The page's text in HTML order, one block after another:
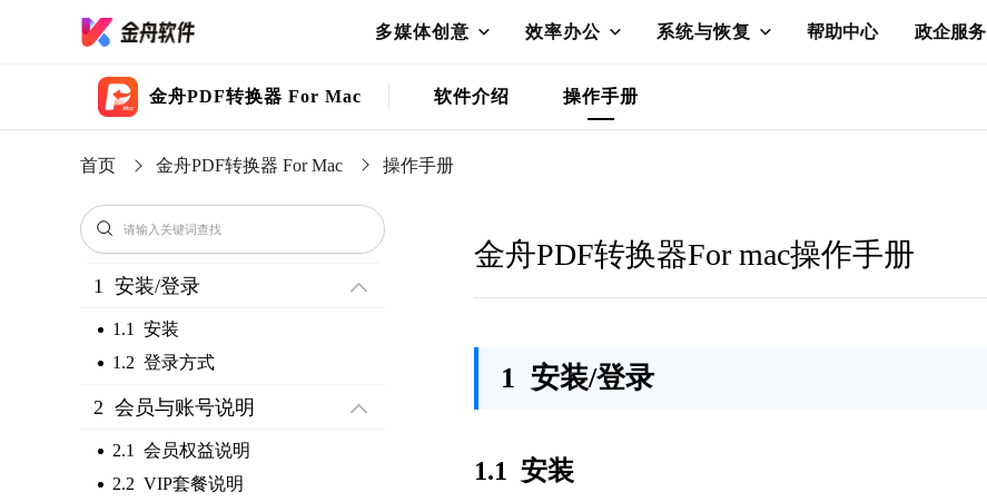
多媒体创意 效率办公 系统与恢复 帮助中心 政企服务
金舟PDF转换器 For Mac 软件介绍 操作手册
首页 金舟PDF转换器 For Mac 操作手册
1 安装/登录
1.1 安装
1.2 登录方式
2 会员与账号说明
2.1 会员权益说明
2.2 VIP套餐说明
金舟PDF转换器For mac操作手册
1 安装/登录
1.1 安装